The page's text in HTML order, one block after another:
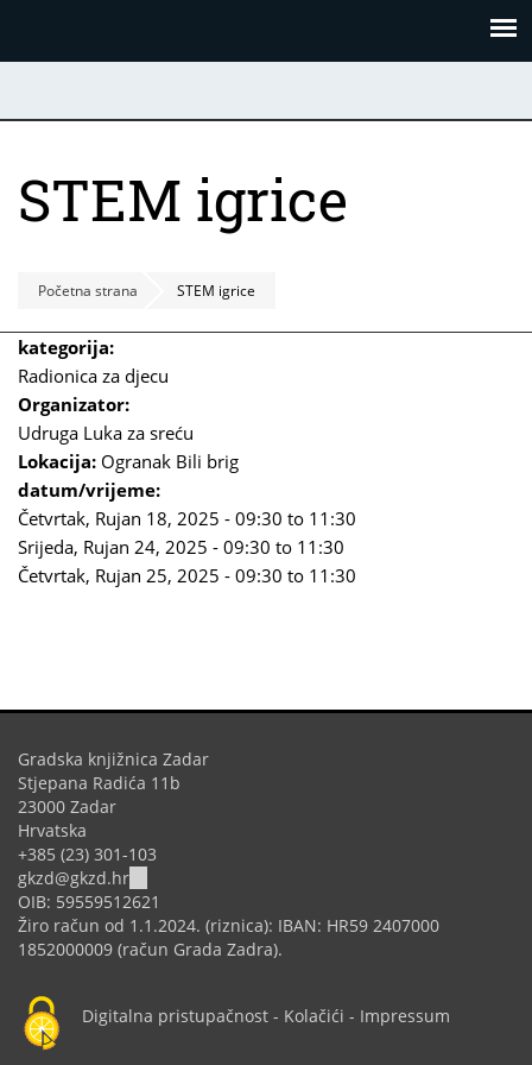
STEM igrice
Početna strana STEM igrice
kategorija:
Radionica za djecu
Organizator:
Udruga Luka za sreću
Lokacija: Ogranak Bili brig
datum/vrijeme:
Četvrtak, Rujan 18, 2025 - 09:30 to 11:30
Srijeda, Rujan 24, 2025 - 09:30 to 11:30
Četvrtak, Rujan 25, 2025 - 09:30 to 11:30
Gradska knjižnica Zadar
Stjepana Radića 11b
23000 Zadar
Hrvatska
+385 (23) 301-103
gkzd@gkzd.hr
sends
e-
mail)
OIB: 59559512621
Žiro račun od 1.1.2024. (riznica): IBAN: HR59 2407000
1852000009 (račun Grada Zadra).
Digitalna pristupačnost - Kolačići - Impressum